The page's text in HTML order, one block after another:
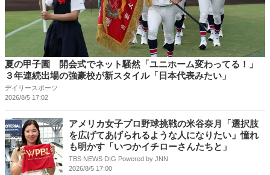
夏の甲子園 開会式でネット騒然「ユニホーム変わってる！」
３年連続出場の強豪校が新スタイル「日本代表みたい」
デイリースポーツ
2026/8/5 17:02
アメリカ女子プロ野球挑戦の米谷奈月「選択肢
を広げてあげられるような人になりたい」憧れ
も明かす「いつかイチローさんたちと」
TBS NEWS DIG Powered by JNN
2026/8/5 17:00